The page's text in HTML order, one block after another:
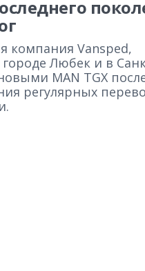
компания Vansped,
Любек и в
MAN TGX
регулярных